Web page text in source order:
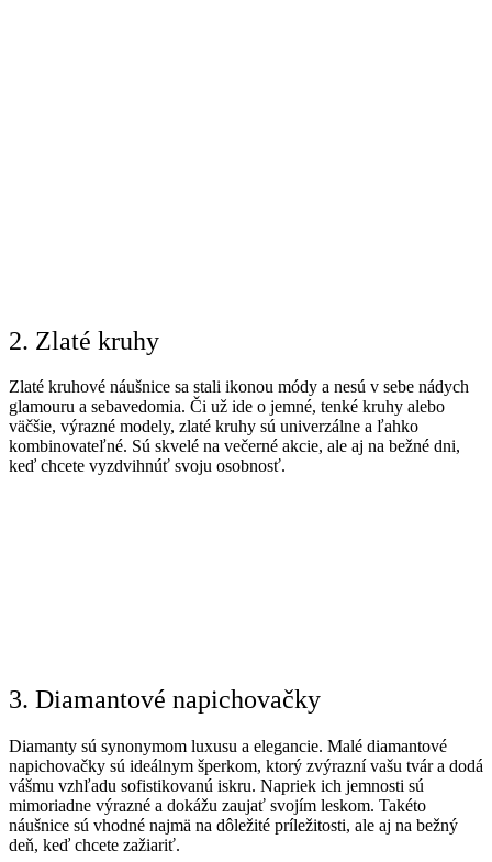
2. Zlaté kruhy
Zlaté kruhové náušnice sa stali ikonou módy a nesú v sebe nádych
glamouru a sebavedomia. Či už ide o jemné, tenké kruhy alebo
väčšie, výrazné modely, zlaté kruhy sú univerzálne a ľahko
kombinovateľné. Sú skvelé na večerné akcie, ale aj na bežné dni,
keď chcete vyzdvihnúť svoju osobnosť.
3. Diamantové napichovačky
Diamanty sú synonymom luxusu a elegancie. Malé diamantové
napichovačky sú ideálnym šperkom, ktorý zvýrazní vašu tvár a dodá
vášmu vzhľadu sofistikovanú iskru. Napriek ich jemnosti sú
mimoriadne výrazné a dokážu zaujať svojím leskom. Takéto
náušnice sú vhodné najmä na dôležité príležitosti, ale aj na bežný
deň, keď chcete zažiariť.